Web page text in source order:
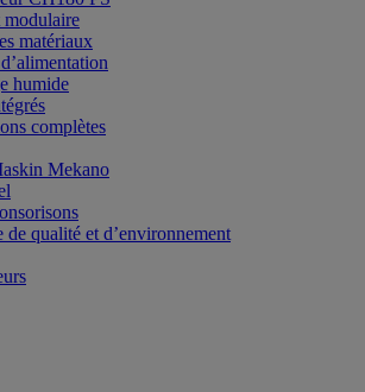
modulaire
matériaux
humide
complètes
Mekano
de qualité et d’environnement